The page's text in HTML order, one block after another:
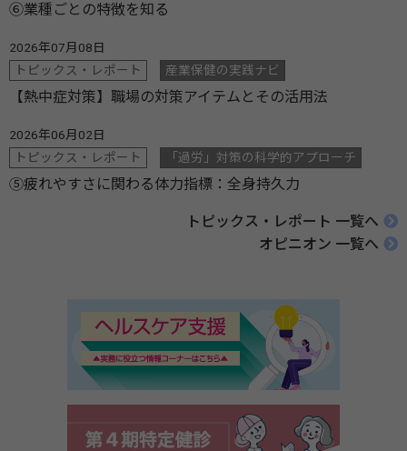
⑥業種ごとの特徴を知る
2026年07月08日
トピックス・レポート
産業保健の実践ナビ
【熱中症対策】職場の対策アイテムとその活用法
2026年06月02日
トピックス・レポート
「過労」対策の科学的アプローチ
⑤疲れやすさに関わる体力指標：全身持久力
トピックス・レポート 一覧へ
オピニオン 一覧へ